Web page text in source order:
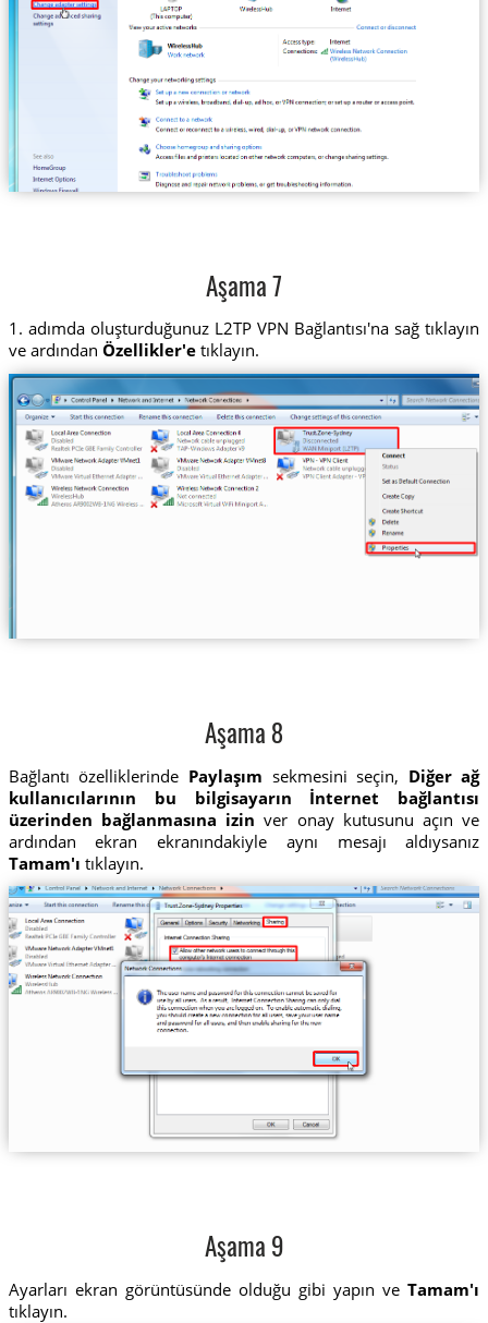
Aşama 7
1. adımda oluşturduğunuz L2TP VPN Bağlantısı'na sağ tıklayın
ve ardından Özellikler'etıklayın.
Aşama 8
Bağlantı özelliklerinde Paylaşım sekmesini seçin, Diğer ağ
kullanıcılarının bu bilgisayarın İnternet bağlantısı
üzerinden bağlanmasına izin ver onay kutusunu açın ve
ardından ekran ekranındakiyle aynı mesajı aldıysanız
Tamam'ı tıklayın.
Aşama 9
Ayarları ekran görüntüsünde olduğu gibi yapın veTamam'ı
tıklayın.